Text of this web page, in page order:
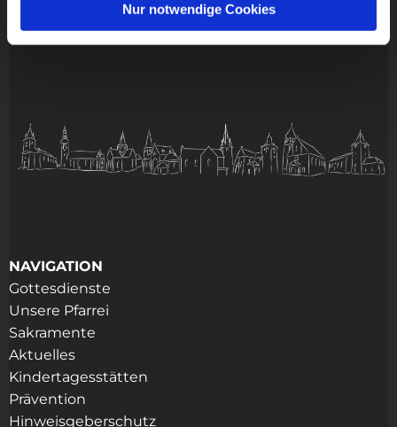
Nur notwendige Cookies
NAVIGATION
Gottesdienste
Unsere Pfarrei
Sakramente
Aktuelles
Kindertagesstätten
Prävention
Hinweisgeberschutz